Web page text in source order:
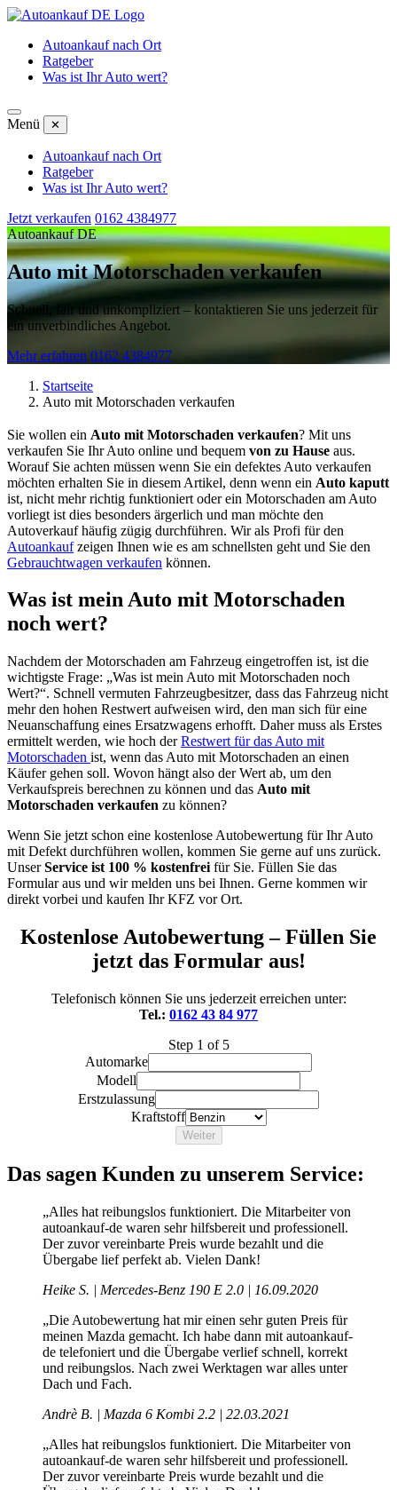
Autoankauf nach Ort
Ratgeber
Was ist Ihr Auto wert?
Menü ✕
Autoankauf nach Ort
Ratgeber
Was ist Ihr Auto wert?
Jetzt verkaufen 0162 4384977
Autoankauf DE
Auto mit Motorschaden verkaufen
Schnell, fair und unkompliziert – kontaktieren Sie uns jederzeit für
ein unverbindliches Angebot.
Mehr erfahren 0162 4384977
Startseite
Auto mit Motorschaden verkaufen
Sie wollen ein Auto mit Motorschaden verkaufen? Mit uns
verkaufen Sie Ihr Auto online und bequem von zu Hause aus.
Worauf Sie achten müssen wenn Sie ein defektes Auto verkaufen
möchten erhalten Sie in diesem Artikel, denn wenn ein Auto kaputt
ist, nicht mehr richtig funktioniert oder ein Motorschaden am Auto
vorliegt ist dies besonders ärgerlich und man möchte den
Autoverkauf häufig zügig durchführen. Wir als Profi für den
Autoankaufzeigen Ihnen wie es am schnellsten geht und Sie den
Gebrauchtwagen verkaufen können.
Was ist mein Auto mit Motorschaden
noch wert?
Nachdem der Motorschaden am Fahrzeug eingetroffen ist, ist die
wichtigste Frage: „Was ist mein Auto mit Motorschaden noch
Wert?“. Schnell vermuten Fahrzeugbesitzer, dass das Fahrzeug nicht
mehr den hohen Restwert aufweisen wird, den man sich für eine
Neuanschaffung eines Ersatzwagens erhofft. Daher muss als Erstes
ermittelt werden, wie hoch derRestwert für das Auto mit
Motorschaden ist, wenn das Auto mit Motorschaden an einen
Käufer gehen soll. Wovon hängt also der Wert ab, um den
Verkaufspreis berechnen zu können und das Auto mit
Motorschaden verkaufen zu können?
Wenn Sie jetzt schon eine kostenlose Autobewertung für Ihr Auto
mit Defekt durchführen wollen, kommen Sie gerne auf uns zurück.
UnserService ist 100 % kostenfrei für Sie. Füllen Sie das
Formular aus und wir melden uns bei Ihnen. Gerne kommen wir
direkt vorbei und kaufen Ihr KFZ vor Ort.
Kostenlose Autobewertung – Füllen Sie
jetzt das Formular aus!
Telefonisch können Sie uns jederzeit erreichen unter:
Tel.: 0162 43 84 977
Step 1 of 5
Automarke
Modell
Erstzulassung
Kraftstoff
Weiter
Das sagen Kunden zu unserem Service:
„Alles hat reibungslos funktioniert. Die Mitarbeiter von
autoankauf-de waren sehr hilfsbereit und professionell.
Der zuvor vereinbarte Preis wurde bezahlt und die
Übergabe lief perfekt ab. Vielen Dank!
Heike S. | Mercedes-Benz 190 E 2.0 | 16.09.2020
„Die Autobewertung hat mir einen sehr guten Preis für
meinen Mazda gemacht. Ich habe dann mit autoankauf-
de telefoniert und die Übergabe verlief schnell, korrekt
und reibungslos. Nach zwei Werktagen war alles unter
Dach und Fach.
Andrè B. | Mazda 6 Kombi 2.2 | 22.03.2021
„Alles hat reibungslos funktioniert. Die Mitarbeiter von
autoankauf-de waren sehr hilfsbereit und professionell.
Der zuvor vereinbarte Preis wurde bezahlt und die